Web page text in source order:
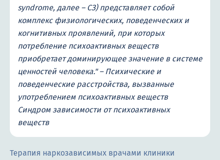
syndrome, далее – СЗ) представляет собой
комплекс физиологических, поведенческих и
когнитивных проявлений, при которых
потребление психоактивных веществ
приобретает доминирующее значение в системе
ценностей человека." – Психические и
поведенческие расстройства, вызванные
употреблением психоактивных веществ
Синдром зависимости от психоактивных
веществ
Терапия наркозависимых врачами клиники